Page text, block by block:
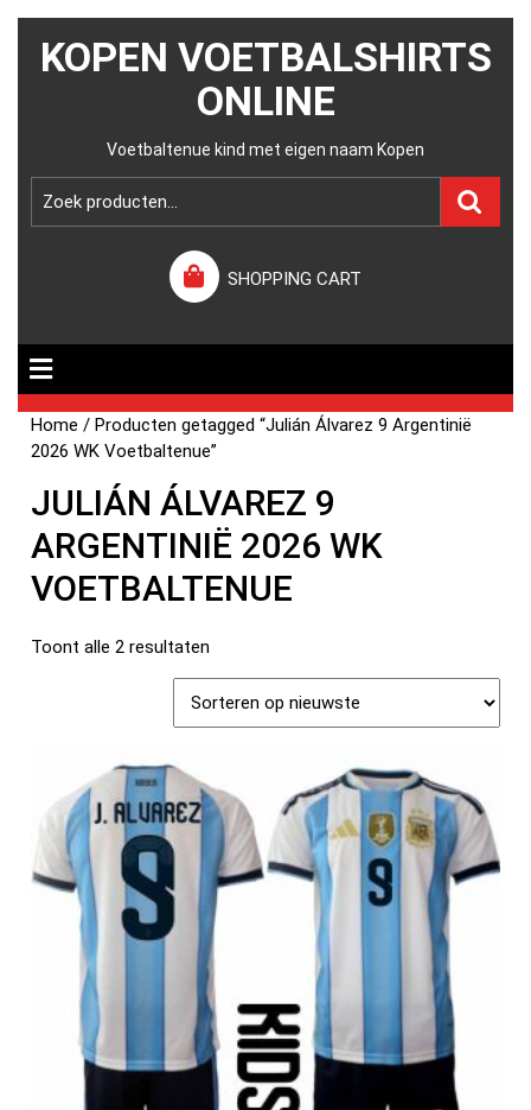
KOPEN VOETBALSHIRTS
ONLINE
Voetbaltenue kind met eigen naam Kopen
SHOPPING CART
Home / Producten getagged “Julián Álvarez 9 Argentinië
2026 WK Voetbaltenue”
JULIÁN ÁLVAREZ 9
ARGENTINIË 2026 WK
VOETBALTENUE
Toont alle 2 resultaten